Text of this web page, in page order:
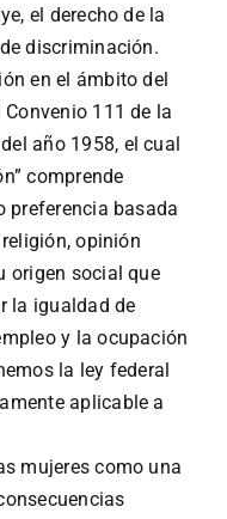
el derecho de la
discriminación.
en el ámbito del
111 de la
año 1958, el cual
comprende
preferencia basada
opinión
origen social que
la igualdad de
y la ocupación
la ley federal
aplicable a
mujeres como una